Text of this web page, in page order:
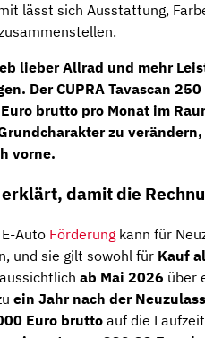
lässt sich Ausstattung,
lieber Allrad und mehr
DerCUPRA Tavascan
brutto pro Monat im
zu
vorne.
damit die
Auto Förderung kann für
und sie gilt sowohl für Kauf
ab Mai 2026 über
ein Jahr nach der
Euro brutto auf die